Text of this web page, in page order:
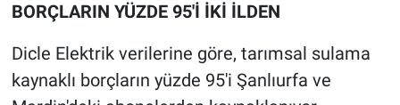
BORÇLARIN YÜZDE 95'İ İKİ İLDEN
Dicle Elektrik verilerine göre, tarımsal sulama
kaynaklı borçların yüzde 95'i Şanlıurfa ve